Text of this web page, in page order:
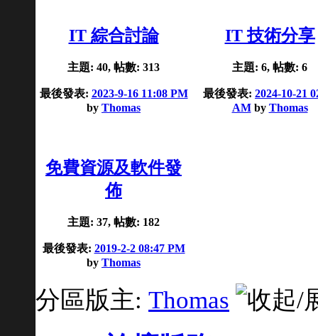
IT 綜合討論
主題: 40, 帖數: 313
最後發表: 2023-9-16 11:08 PM
by Thomas
IT 技術分享
主題: 6, 帖數: 6
最後發表: 2024-10-21
AMby Thomas
免費資源及軟件發
佈
主題: 37, 帖數: 182
最後發表: 2019-2-2 08:47 PM
by Thomas
分區版主: Thomas